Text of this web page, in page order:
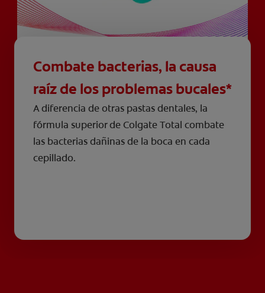
Combate bacterias, la causa
raíz de los problemas bucales*
A diferencia de otras pastas dentales, la
fórmula superior de Colgate Total combate
las bacterias dañinas de la boca en cada
cepillado.